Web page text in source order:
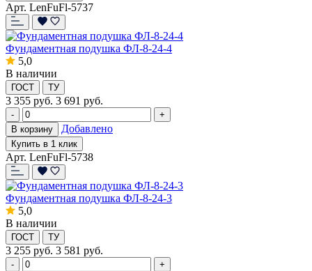
Арт. LenFuFl-5737
Фундаментная подушка ФЛ-8-24-4
5,0
В наличии
ГОСТ ТУ
3 355 руб. 3 691 руб.
-
+
В корзину
Добавлено
Купить в 1 клик
Арт. LenFuFl-5738
Фундаментная подушка ФЛ-8-24-3
5,0
В наличии
ГОСТ ТУ
3 255 руб. 3 581 руб.
-
+